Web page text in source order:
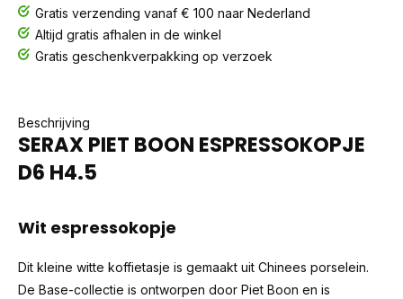
Gratis verzending vanaf € 100 naar Nederland
Altijd gratis afhalen in de winkel
Gratis geschenkverpakking op verzoek
Beschrijving
SERAX PIET BOON ESPRESSOKOPJE
D6 H4.5
Wit espressokopje
Dit kleine witte koffietasje is gemaakt uit Chinees porselein.
De Base-collectie is ontworpen door Piet Boon en is